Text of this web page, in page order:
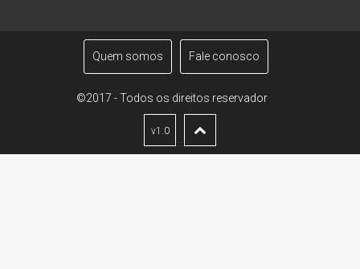
Quem somos Fale conosco
©2017 - Todos os direitos reservador
v1.0